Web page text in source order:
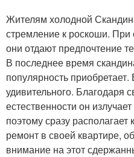
Жителям холодной
стремление к роскоши. При
они отдают предпочтение
В последнее время
популярность
удивительного. Благодаря
естественности он
поэтому сразу
ремонт в своей квартире,
внимание на этот